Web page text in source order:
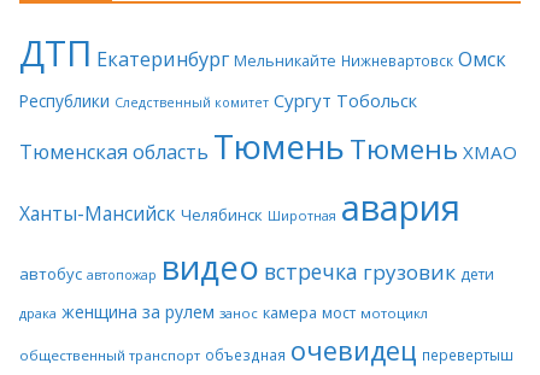
ДТП Екатеринбург Мельникайте Нижневартовск Омск
Республики Следственный комитет Сургут Тобольск
Тюменская область ТюменьТюмень ХМАО
Ханты-Мансийск Челябинск Широтная авария
автобус автопожар видео встречка грузовик дети
драка женщина за рулем занос камера мост мотоцикл
общественный транспорт объездная очевидец перевертыш